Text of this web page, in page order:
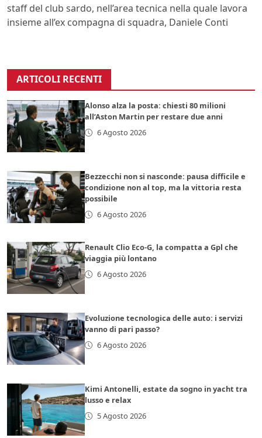
staff del club sardo, nell’area tecnica nella quale lavora
insieme all’ex compagna di squadra, Daniele Conti
ARTICOLI RECENTI
Alonso alza la posta: chiesti 80 milioni
all’Aston Martin per restare due anni
6 Agosto 2026
Bezzecchi non si nasconde: pausa difficile e
condizione non al top, ma la vittoria resta
possibile
6 Agosto 2026
Renault Clio Eco-G, la compatta a Gpl che
viaggia più lontano
6 Agosto 2026
Evoluzione tecnologica delle auto: i servizi
vanno di pari passo?
6 Agosto 2026
Kimi Antonelli, estate da sogno in yacht tra
lusso e relax
5 Agosto 2026